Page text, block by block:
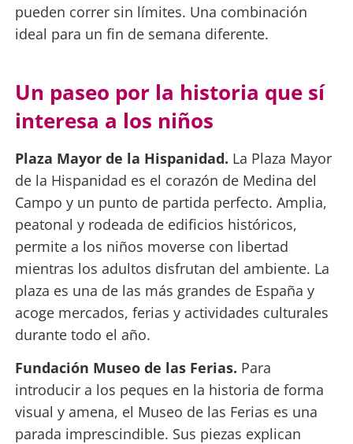
pueden correr sin límites. Una combinación
ideal para un fin de semana diferente.
Un paseo por la historia que sí
interesa a los niños
Plaza Mayor de la Hispanidad. La Plaza Mayor
de la Hispanidad es el corazón de Medina del
Campo y un punto de partida perfecto. Amplia,
peatonal y rodeada de edificios históricos,
permite a los niños moverse con libertad
mientras los adultos disfrutan del ambiente. La
plaza es una de las más grandes de España y
acoge mercados, ferias y actividades culturales
durante todo el año.
Fundación Museo de las Ferias. Para
introducir a los peques en la historia de forma
visual y amena, el Museo de las Ferias es una
parada imprescindible. Sus piezas explican